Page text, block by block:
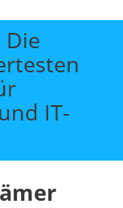
IT-